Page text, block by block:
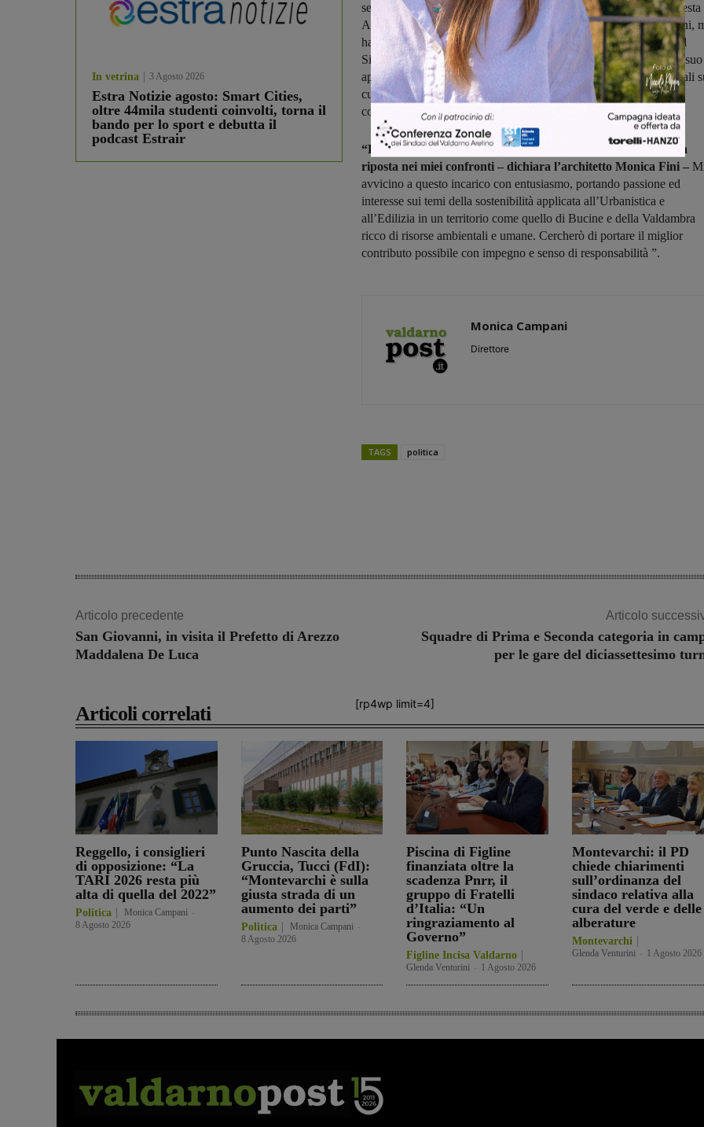
In vetrina 3 Agosto 2026
Estra Notizie agosto: Smart Cities,
oltre 44mila studenti coinvolti, torna il
bando per lo sport e debutta il
podcast Estrair
sensibilità sui temi dell’ambiente e della sostenibilità, sui quali questa
Amministrazione intende maggiormente investire nei prossimi anni,
hanno portato ad affidarle questo importante incarico – continua il
Sindaco – Confido nelle capacità che la contraddistinguono e nel suo
apporto per la definizione dei nuovi Strumenti Urbanistici comunali
cui stiamo lavorando e ai quali sono sicuro darà un importante
contributo.”
“Esprimo al Sindaco un sincero ringraziamento per la fiducia
riposta nei miei confronti – dichiara l’architetto Monica Fini –
avvicino a questo incarico con entusiasmo, portando passione ed
interesse sui temi della sostenibilità applicata all’Urbanistica e
all’Edilizia in un territorio come quello di Bucine e della Valdambra
ricco di risorse ambientali e umane. Cercherò di portare il miglior
contributo possibile con impegno e senso di responsabilità ”.
Monica Campani
Direttore
TAGS politica
Articolo precedente
San Giovanni, in visita il Prefetto di Arezzo
Maddalena De Luca
Articolo
Squadre di Prima e Seconda categoria in
per le gare del diciassettesimo
[rp4wp limit=4]
Articoli correlati
Reggello, i consiglieri
di opposizione: “La
TARI 2026 resta più
alta di quella del 2022”
Politica Monica Campani
8 Agosto 2026
Punto Nascita della
Gruccia, Tucci (FdI):
“Montevarchi è sulla
giusta strada di un
aumento dei parti”
Politica Monica Campani
8 Agosto 2026
Piscina di Figline
finanziata oltre la
scadenza Pnrr, il
gruppo di Fratelli
d’Italia: “Un
ringraziamento al
Governo”
Figline Incisa Valdarno
Glenda Venturini 1 Agosto 2026
Montevarchi: il PD
chiede chiarimenti
sull’ordinanza del
sindaco relativa alla
cura del verde e delle
alberature
Montevarchi
Glenda Venturini 1 Agosto 2026